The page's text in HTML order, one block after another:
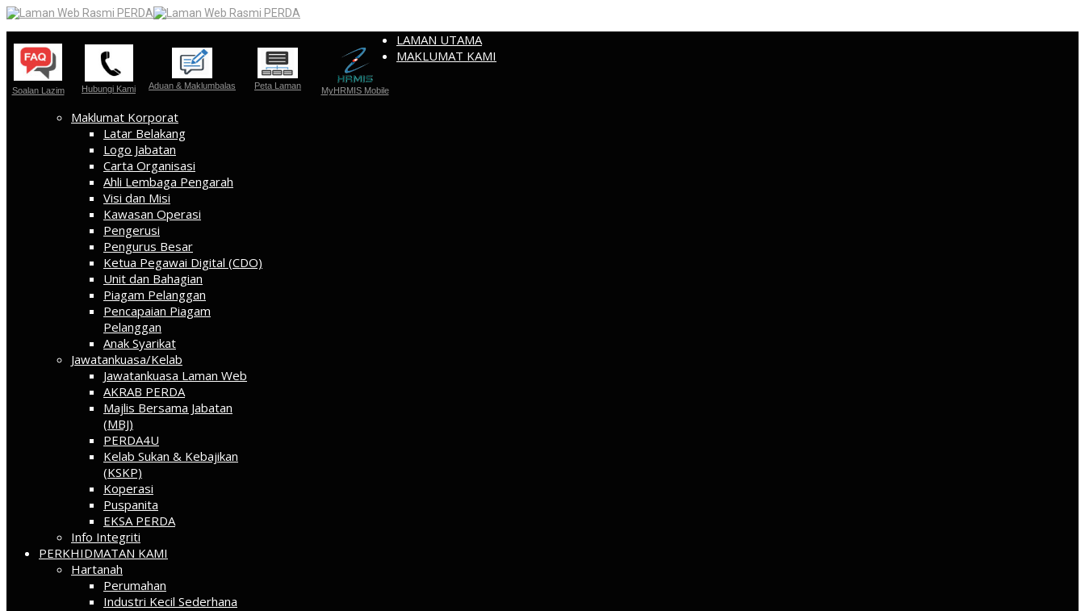
Soalan Lazim Hubungi Kami Aduan & Maklumbalas Peta Laman MyHRMIS Mobile
LAMAN UTAMA
MAKLUMAT KAMI
Maklumat Korporat
Latar Belakang
Logo Jabatan
Carta Organisasi
Ahli Lembaga Pengarah
Visi dan Misi
Kawasan Operasi
Pengerusi
Pengurus Besar
Ketua Pegawai Digital (CDO)
Unit dan Bahagian
Piagam Pelanggan
Pencapaian Piagam
Pelanggan
Anak Syarikat
Jawatankuasa/Kelab
Jawatankuasa Laman Web
AKRAB PERDA
Majlis Bersama Jabatan
(MBJ)
PERDA4U
Kelab Sukan & Kebajikan
(KSKP)
Koperasi
Puspanita
EKSA PERDA
Info Integriti
PERKHIDMATAN KAMI
Hartanah
Perumahan
Industri Kecil Sederhana